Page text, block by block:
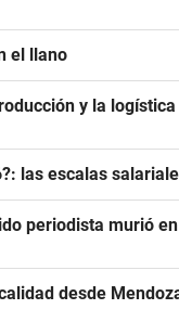
el llano
y la
las escalas
periodista murió
desde